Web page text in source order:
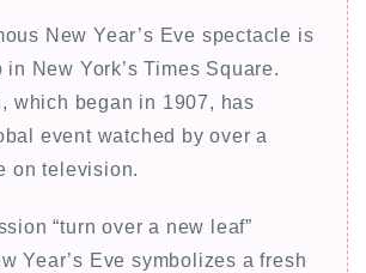
New Year’s Eve spectacle is
New York’s Times Square.
which began in 1907, has
event watched by over a
on television.
“turn over a new leaf”
Year’s Eve symbolizes a fresh